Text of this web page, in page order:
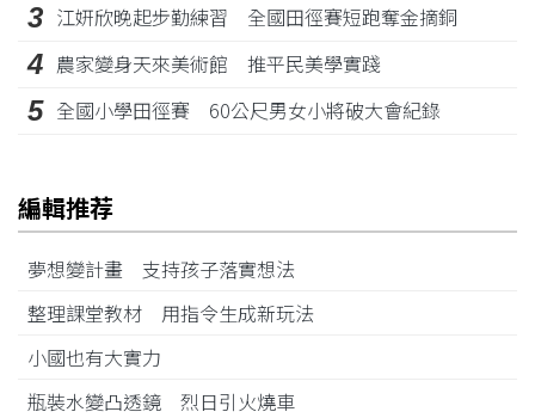
3 江姸欣晚起步勤練習 全國田徑賽短跑奪金摘銅
4 農家變身天來美術館 推平民美學實踐
5 全國小學田徑賽 60公尺男女小將破大會紀錄
編輯推荐
夢想變計畫 支持孩子落實想法
整理課堂教材 用指令生成新玩法
小國也有大實力
瓶裝水變凸透鏡 烈日引火燒車